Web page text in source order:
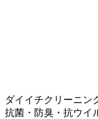
ダイイチクリーニン
抗菌・防臭・抗ウイ